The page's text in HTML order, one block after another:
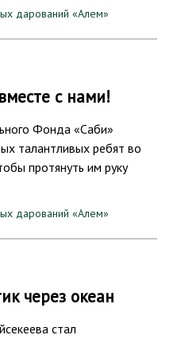
дарований «Алем»
с нами!
Фонда «Саби»
талантливых ребят во
протянуть им руку
дарований «Алем»
через океан
стал